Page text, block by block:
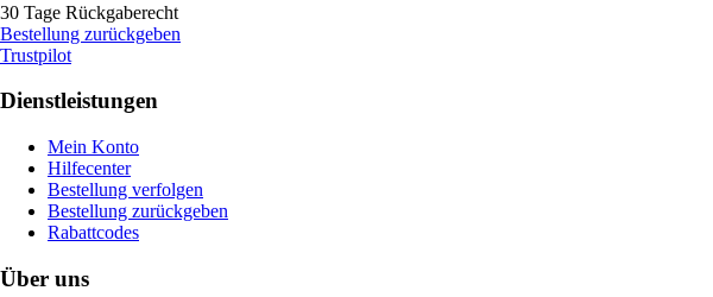
30 Tage Rückgaberecht
Bestellung zurückgeben
Trustpilot
Dienstleistungen
Mein Konto
Hilfecenter
Bestellung verfolgen
Bestellung zurückgeben
Rabattcodes
Über uns